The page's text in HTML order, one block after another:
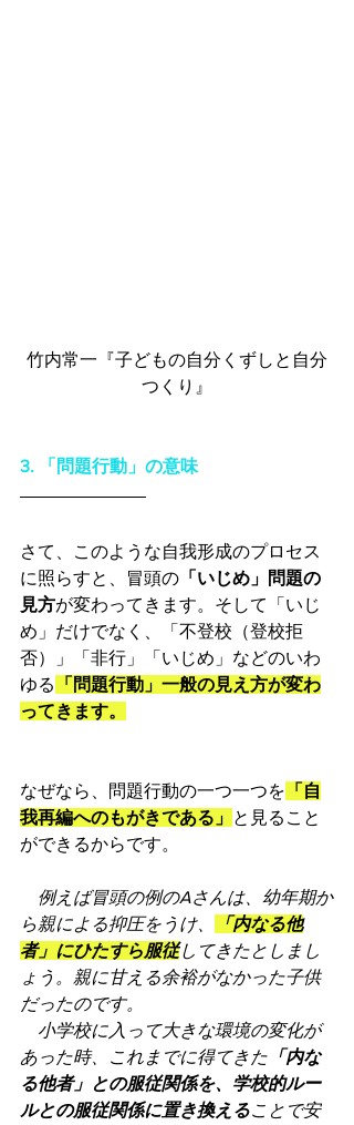
竹内常一『子どもの自分くずしと自分
つくり』
3. 「問題行動」の意味
さて、このような自我形成のプロセス
に照らすと、冒頭の 「いじめ」問題の
見方が変わってきます。そして「いじ
め」だけでなく、「不登校（登校拒
否）」「非行」「いじめ」などのいわ
ゆる
「問題行動」一般の見え方が変わ
ってきます。
なぜなら、問題行動の一つ一つを 「自
我再編へのもがきである」 と見ること
ができるからです。
例えば冒頭の例のAさんは、幼年期か
ら親による抑圧をうけ、
「内なる他
者」にひたすら服従してきたとしまし
ょう。親に甘える余裕がなかった子供
だったのです。
小学校に入って大きな環境の変化が
あった時、これまでに得てきた 「内な
る他者」との服従関係を、学校的ルー
ルとの服従関係に置き換えることで安